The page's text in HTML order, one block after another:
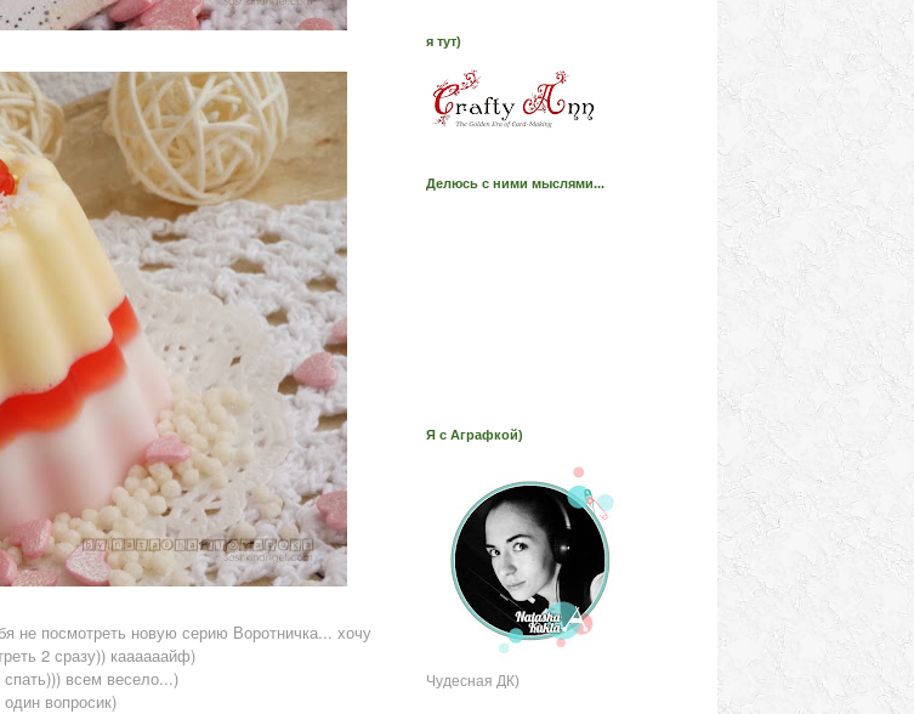
не посмотреть новую серию Воротничка... хочу
2 сразу)) каааааайф)
всем весело...)
вопросик)
я тут)
Делюсь с ними мыслями...
Я с Аграфкой)
Чудесная ДК)